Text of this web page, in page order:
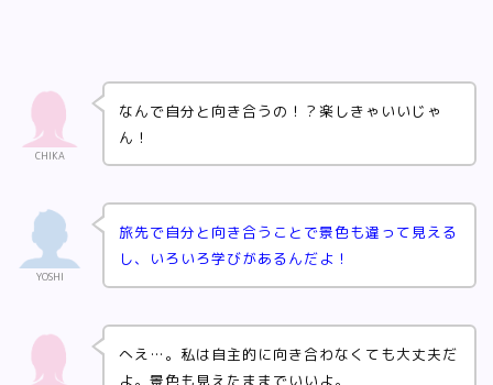
CHIKA
なんで自分と向き合うの！？楽しきゃいいじゃ
ん！
YOSHI
旅先で自分と向き合うことで景色も違って見える
し、いろいろ学びがあるんだよ！
へえ…。私は自主的に向き合わなくても大丈夫だ
よ。景色も見えたままでいいよ。